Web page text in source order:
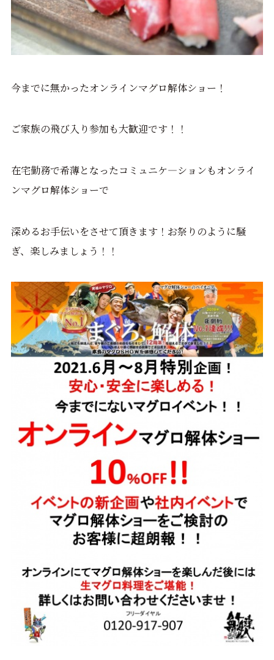
今までに無かったオンラインマグロ解体ショー！
ご家族の飛び入り参加も大歓迎です！！
在宅勤務で希薄となったコミュニケ―ションもオンライ
ンマグロ解体ショーで
深めるお手伝いをさせて頂きます！お祭りのように騒
ぎ、楽しみましょう！！